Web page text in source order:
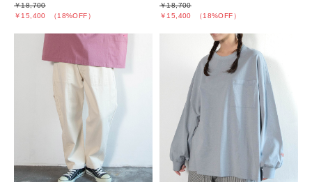
￥15,400 （18%OFF）
￥18,700
￥15,400 （18%OFF）
￥18,700